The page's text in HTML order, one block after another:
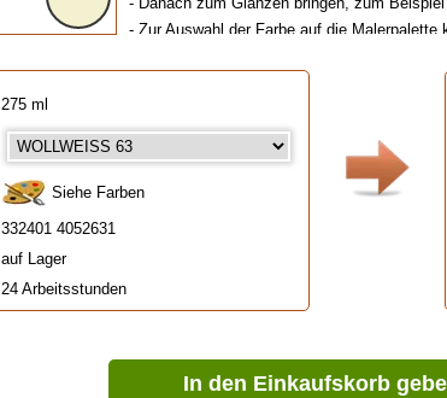
- Zur Auswahl der Farbe auf die
275 ml
Siehe Farben
332401 4052631
auf Lager
24 Arbeitsstunden
In den Einkaufskorb